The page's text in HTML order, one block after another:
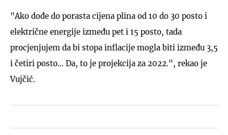
"Ako dođe do porasta cijena plina od 10 do 30 posto i
električne energije između pet i 15 posto, tada
procjenjujem da bi stopa inflacije mogla biti između 3,5
i četiri posto... Da, to je projekcija za 2022.", rekao je
Vujčić.